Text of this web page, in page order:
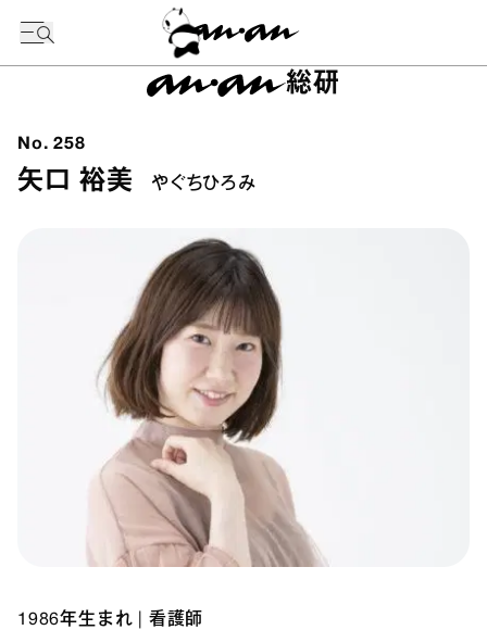
総研
No.258
矢口 裕美 やぐちひろみ
1986年生まれ 看護師